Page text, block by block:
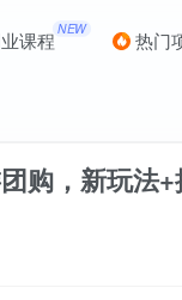
课程 NEW 热门
购，新玩法